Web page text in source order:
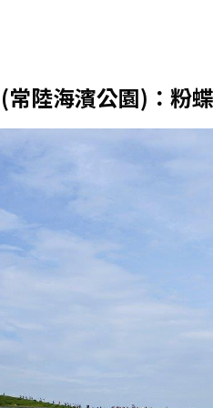
常陸海濱公園)：粉